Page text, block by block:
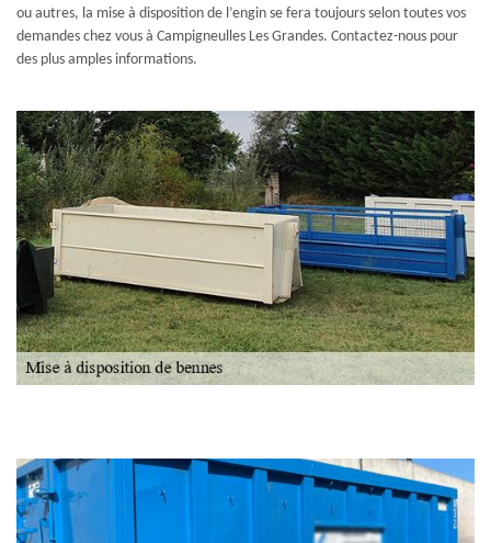
ou autres, la mise à disposition de l’engin se fera toujours selon toutes vos
demandes chez vous à Campigneulles Les Grandes. Contactez-nous pour
des plus amples informations.